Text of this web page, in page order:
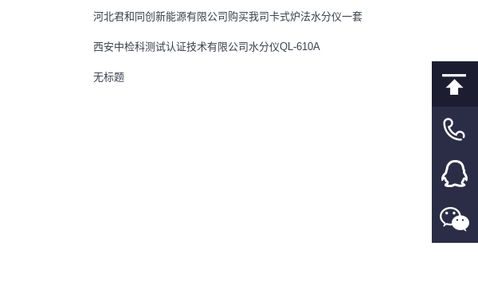
河北君和同创新能源有限公司购买我司卡式炉法水分仪一套
西安中检科测试认证技术有限公司水分仪QL-610A
无标题